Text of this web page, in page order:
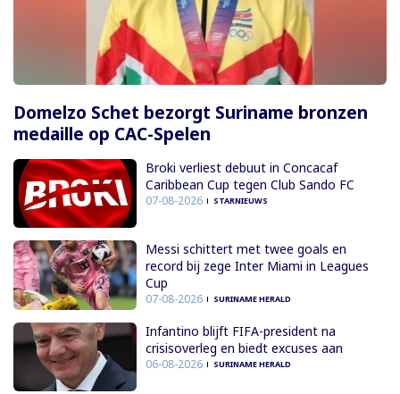
Domelzo Schet bezorgt Suriname bronzen
medaille op CAC-Spelen
Broki verliest debuut in Concacaf
Caribbean Cup tegen Club Sando FC
07-08-2026 STARNIEUWS
Messi schittert met twee goals en
record bij zege Inter Miami in Leagues
Cup
07-08-2026 SURINAME HERALD
Infantino blijft FIFA-president na
crisisoverleg en biedt excuses aan
06-08-2026 SURINAME HERALD